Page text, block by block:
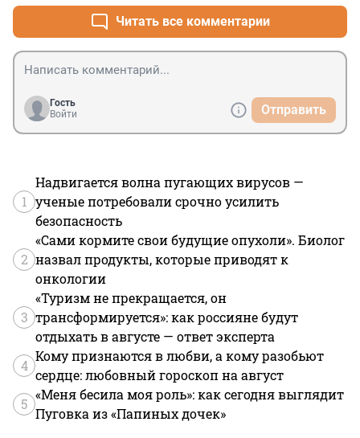
Читать все комментарии
Гость
Войти
Отправить
1
Надвигается волна пугающих вирусов —
ученые потребовали срочно усилить
безопасность
2
«Сами кормите свои будущие опухоли». Биолог
назвал продукты, которые приводят к
онкологии
3
«Туризм не прекращается, он
трансформируется»: как россияне будут
отдыхать в августе — ответ эксперта
4
Кому признаются в любви, а кому разобьют
сердце: любовный гороскоп на август
5
«Меня бесила моя роль»: как сегодня выглядит
Пуговка из «Папиных дочек»